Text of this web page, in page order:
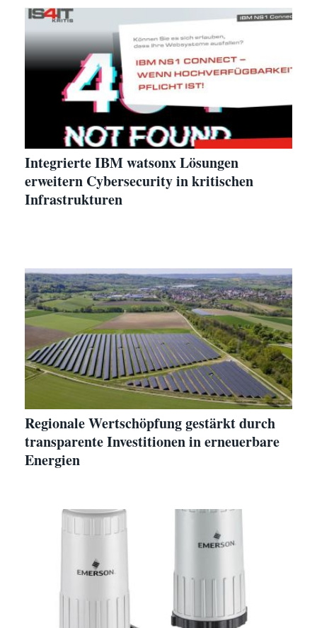
Integrierte IBM watsonx Lösungen
erweitern Cybersecurity in kritischen
Infrastrukturen
Regionale Wertschöpfung gestärkt durch
transparente Investitionen in erneuerbare
Energien